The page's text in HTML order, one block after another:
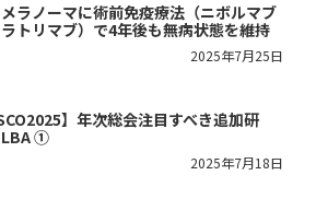
ラノーマに術前免疫療法（ニボルマブ
トリマブ）で4年後も無病状態を維持
2025年7月25日
】年次総会注目すべき追加研
LBA ①
2025年7月18日